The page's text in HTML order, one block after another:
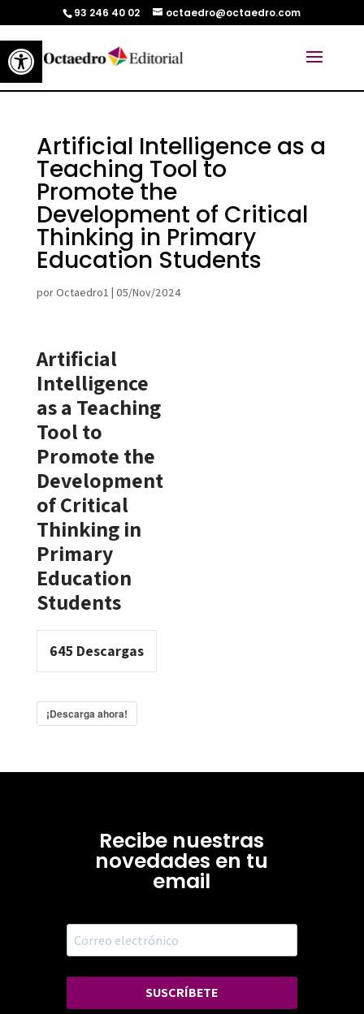
Abrir barra de herramientas
93 246 40 02 octaedro@octaedro.com
Artificial Intelligence as a
Teaching Tool to
Promote the
Development of Critical
Thinking in Primary
Education Students
porOctaedro1 | 05/Nov/2024
Artificial
Intelligence
as a Teaching
Tool to
Promote the
Development
of Critical
Thinking in
Primary
Education
Students
645 Descargas
¡Descarga ahora!
Recibe nuestras
novedades en tu
email
SUSCRÍBETE